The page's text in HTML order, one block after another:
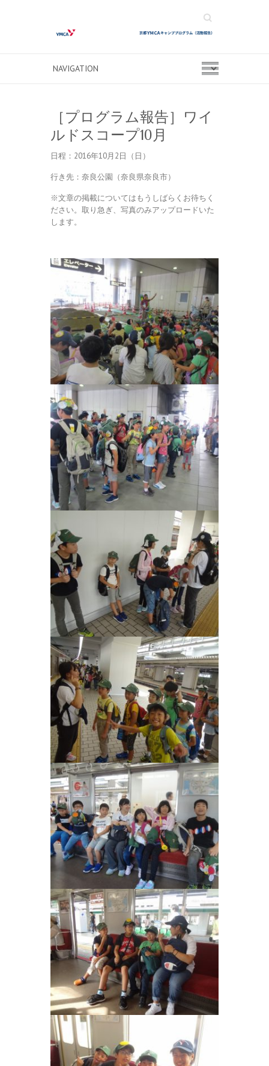
Search
［プログラム報告］ワイ
ルドスコープ10月
日程：2016年10月2日（日）
行き先：奈良公園（奈良県奈良市）
※文章の掲載についてはもうしばらくお待ちく
ださい。取り急ぎ、写真のみアップロードいた
します。